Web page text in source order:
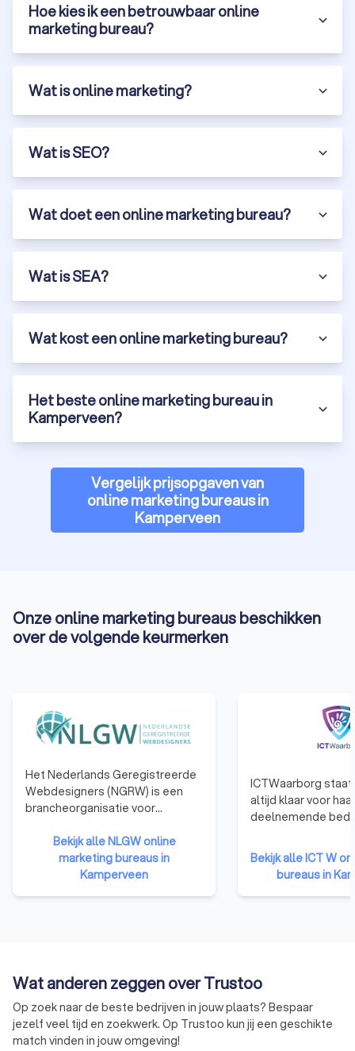
Hoe kies ik een betrouwbaar online
marketing bureau?
Wat is online marketing?
Wat is SEO?
Wat doet een online marketing bureau?
Wat is SEA?
Wat kost een online marketing bureau?
Het beste online marketing bureau in
Kamperveen?
Vergelijk prijsopgaven van
online marketing bureaus in
Kamperveen
Onze online marketing bureaus beschikken
over de volgende keurmerken
Het Nederlands Geregistreerde
Webdesigners (NGRW) is een
brancheorganisatie voor
die zijn aangesloten bij NGRW
hebben namelijk bewezen over
de nodige kennis, ervaring en
gedragscode van de NGRW. Dit
betekent dat ze niet zomaar hun
eigen gang kunnen gaan, maar
moeten voldoen aan strenge
eisen qua integriteit en
Bekijk alle NLGW online
marketing bureaus in
Kamperveen
ICTWaarborg
altijd klaar voor haar
deelnemende
netwerkevents. De
documenten van
zijn dé norm in de
zorgen ervoor dat
Bekijk alle ICT W
bureaus in
Wat anderen zeggen over Trustoo
Op zoek naar de beste bedrijven in jouw plaats? Bespaar
jezelf veel tijd en zoekwerk. Op Trustoo kun jij een geschikte
match vinden in jouw omgeving!